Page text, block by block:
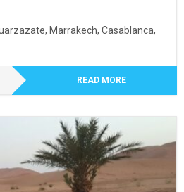
Marrakech, Casablanca,
READ MORE